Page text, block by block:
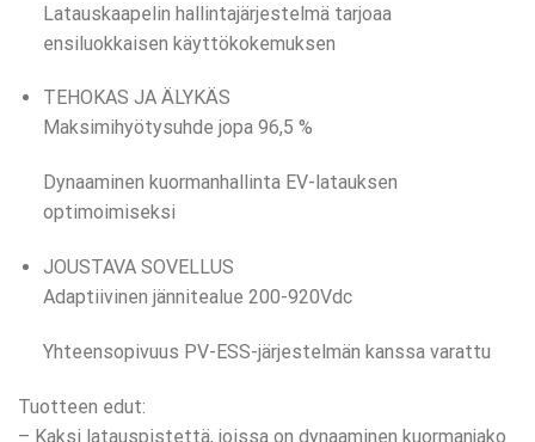
Latauskaapelin hallintajärjestelmä tarjoaa
ensiluokkaisen käyttökokemuksen
TEHOKAS JA ÄLYKÄS
Maksimihyötysuhde jopa 96,5 %
Dynaaminen kuormanhallinta EV-latauksen
optimoimiseksi
JOUSTAVA SOVELLUS
Adaptiivinen jännitealue 200-920Vdc
Yhteensopivuus PV-ESS-järjestelmän kanssa varattu
Tuotteen edut:
– Kaksi latauspistettä, joissa on dynaaminen kuormanjako